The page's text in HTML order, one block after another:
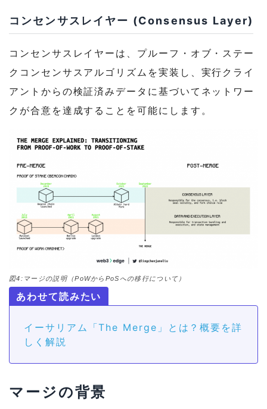
コンセンサスレイヤー (Consensus Layer)
コンセンサスレイヤーは、プルーフ・オブ・ステー
クコンセンサスアルゴリズムを実装し、実行クライ
アントからの検証済みデータに基づいてネットワー
クが合意を達成することを可能にします。
図4:マージの説明（PoWからPoSへの移行について）
イーサリアム「The Merge」とは？概要を詳
しく解説
マージの背景